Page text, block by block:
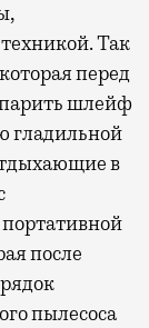
Так
перед
шлейф
гладильной
в
после
пылесоса